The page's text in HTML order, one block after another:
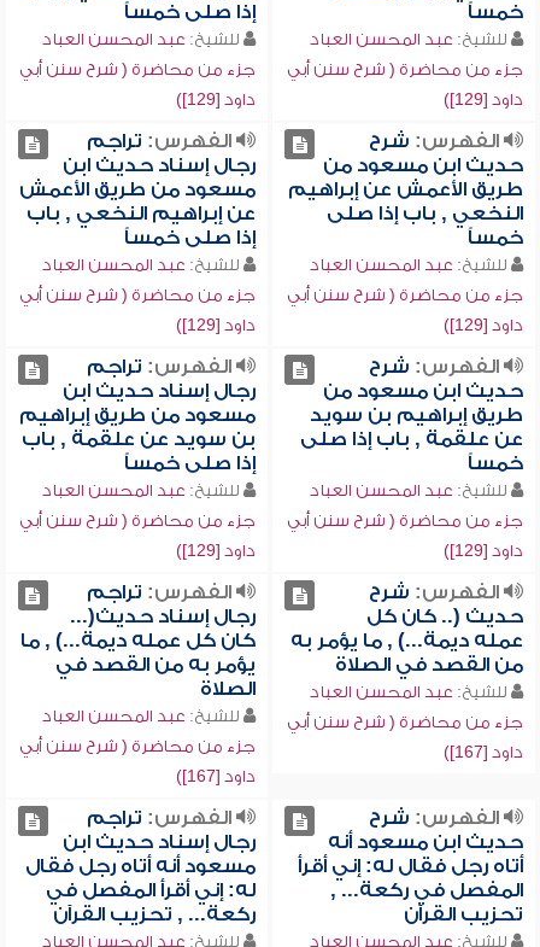
خمساً
للشيخ: عبد المحسن العباد
جزء من محاضرة ( شرح سنن أبي
داود [129])
إذا صلى خمساً
للشيخ: عبد المحسن العباد
جزء من محاضرة ( شرح سنن أبي
داود [129])
الفهرس: شرح
حديث ابن مسعود من
طريق الأعمش عن إبراهيم
النخعي , باب إذا صلى
خمساً
للشيخ: عبد المحسن العباد
جزء من محاضرة ( شرح سنن أبي
داود [129])
الفهرس: تراجم
رجال إسناد حديث ابن
مسعود من طريق الأعمش
عن إبراهيم النخعي , باب
إذا صلى خمساً
للشيخ: عبد المحسن العباد
جزء من محاضرة ( شرح سنن أبي
داود [129])
الفهرس: شرح
حديث ابن مسعود من
طريق إبراهيم بن سويد
عن علقمة , باب إذا صلى
خمساً
للشيخ: عبد المحسن العباد
جزء من محاضرة ( شرح سنن أبي
داود [129])
الفهرس: تراجم
رجال إسناد حديث ابن
مسعود من طريق إبراهيم
بن سويد عن علقمة , باب
إذا صلى خمساً
للشيخ: عبد المحسن العباد
جزء من محاضرة ( شرح سنن أبي
داود [129])
الفهرس: شرح
حديث (.. كان كل
عمله ديمة...) , ما يؤمر به
من القصد في الصلاة
للشيخ: عبد المحسن العباد
جزء من محاضرة ( شرح سنن أبي
داود [167])
الفهرس: تراجم
رجال إسناد حديث(...
كان كل عمله ديمة...) , ما
يؤمر به من القصد في
الصلاة
للشيخ: عبد المحسن العباد
جزء من محاضرة ( شرح سنن أبي
داود [167])
الفهرس: شرح
حديث ابن مسعود أنه
أتاه رجل فقال له: إني أقرأ
المفصل في ركعة... ,
تحزيب القرآن
للشيخ: عبد المحسن العباد
الفهرس: تراجم
رجال إسناد حديث ابن
مسعود أنه أتاه رجل فقال
له: إني أقرأ المفصل في
ركعة... , تحزيب القرآن
للشيخ: عبد المحسن العباد